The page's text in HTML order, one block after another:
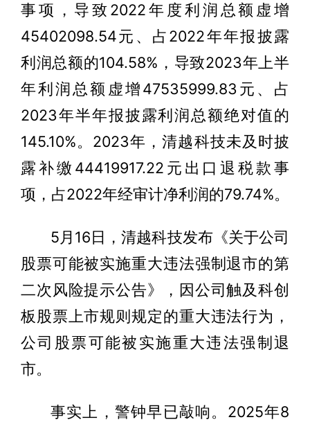
事项，导致2022年度利润总额虚增
45402098.54元、占2022年年报披露
利润总额的104.58%，导致2023年上半
年利润总额虚增47535999.83元、占
2023年半年报披露利润总额绝对值的
145.10%。2023年，清越科技未及时披
露补缴44419917.22元出口退税款事
项，占2022年经审计净利润的79.74%。
5月16日，清越科技发布《关于公司
股票可能被实施重大违法强制退市的第
二次风险提示公告》，因公司触及科创
板股票上市规则规定的重大违法行为，
公司股票可能被实施重大违法强制退
市。
事实上，警钟早已敲响。2025年8